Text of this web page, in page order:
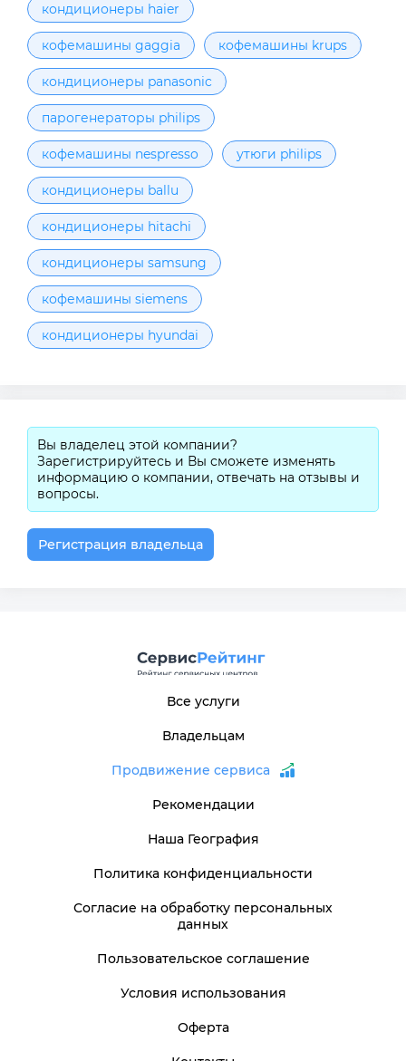
кондиционеры haier
кофемашины gaggia кофемашины krups
кондиционеры panasonic
парогенераторы philips
кофемашины nespresso утюги philips
кондиционеры ballu
кондиционеры hitachi
кондиционеры samsung
кофемашины siemens
кондиционеры hyundai
Вы владелец этой компании?
Зарегистрируйтесь и Вы сможете изменять
информацию о компании, отвечать на отзывы и
вопросы.
Регистрация владельца
Все услуги
Владельцам
Продвижение сервиса
Рекомендации
Наша География
Политика конфиденциальности
Согласие на обработку персональных
данных
Пользовательское соглашение
Условия использования
Оферта